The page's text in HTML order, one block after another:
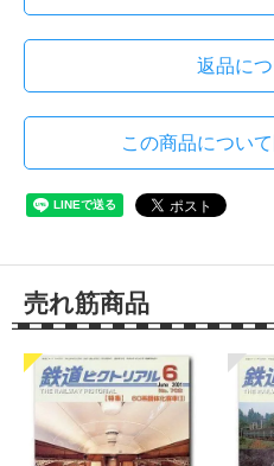
返品に
この商品につい
売れ筋商品